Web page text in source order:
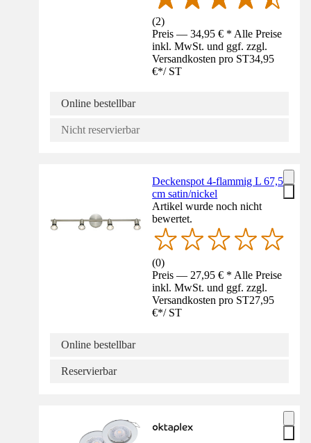
(2)
Preis — 34,95 € * Alle Preise
inkl. MwSt. und ggf. zzgl.
Versandkosten pro ST34,95
€*/ ST
Online bestellbar
Nicht reservierbar
Deckenspot 4-flammig L 67,5
cm satin/nickel
Artikel wurde noch nicht
bewertet.
(0)
Preis — 27,95 € * Alle Preise
inkl. MwSt. und ggf. zzgl.
Versandkosten pro ST27,95
€*/ ST
Online bestellbar
Reservierbar